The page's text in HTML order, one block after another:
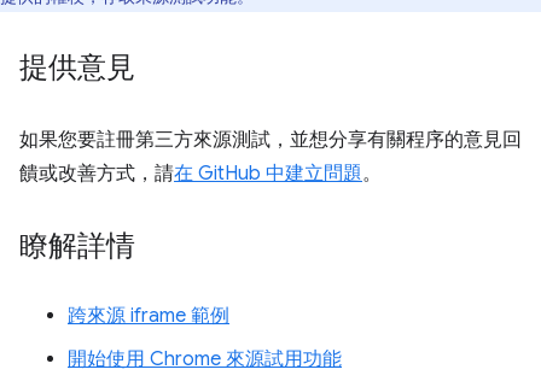
提供意見
如果您要註冊第三方來源測試，並想分享有關程序的意見回
饋或改善方式，請在 GitHub 中建立問題。
瞭解詳情
跨來源 iframe 範例
開始使用 Chrome 來源試用功能